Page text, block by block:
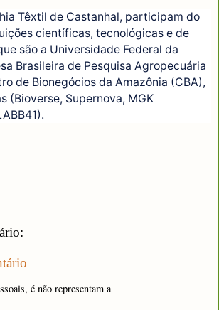
Têxtil de Castanhal, participam do
científicas, tecnológicas e de
são a Universidade Federal da
Brasileira de Pesquisa Agropecuária
de Bionegócios da Amazônia (CBA),
(Bioverse, Supernova, MGK
é não representam a